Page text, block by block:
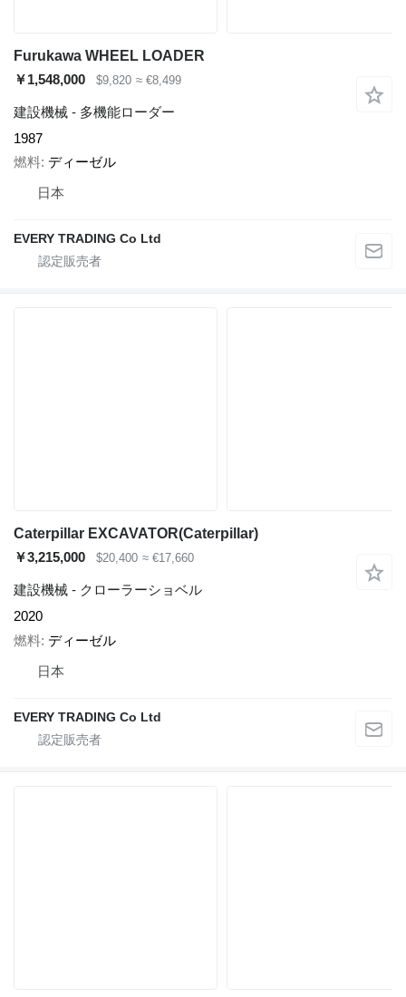
Furukawa WHEEL LOADER
￥1,548,000
$9,820 ≈ €8,499
建設機械 - 多機能ローダー
1987
燃料 ディーゼル
日本
EVERY TRADING Co Ltd
Caterpillar EXCAVATOR(Caterpillar)
￥3,215,000
$20,400 ≈ €17,660
建設機械 - クローラーショベル
2020
燃料 ディーゼル
日本
EVERY TRADING Co Ltd